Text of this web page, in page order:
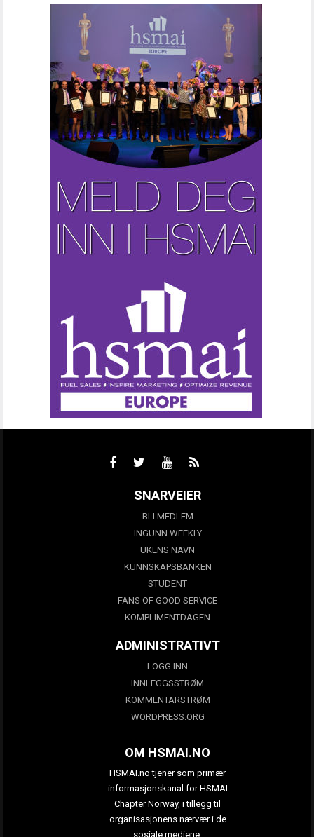
SNARVEIER
BLI MEDLEM
INGUNN WEEKLY
UKENS NAVN
KUNNSKAPSBANKEN
STUDENT
FANS OF GOOD SERVICE
KOMPLIMENTDAGEN
ADMINISTRATIVT
LOGG INN
INNLEGGSSTRØM
KOMMENTARSTRØM
WORDPRESS.ORG
OM HSMAI.NO
HSMAI.no tjener som primær
informasjonskanal for HSMAI
Chapter Norway, i tillegg til
organisasjonens nærvær i de
sosiale mediene.